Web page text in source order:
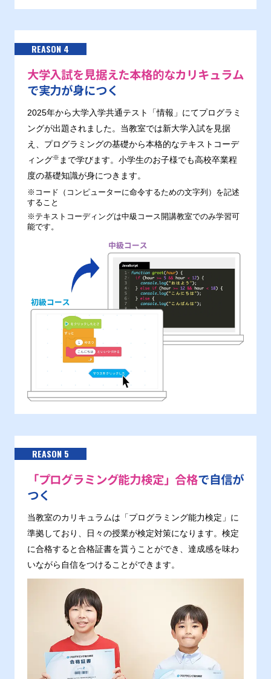
REASON 4
大学入試を見据えた本格的なカリキュラム
で実力が身につく
2025年から大学入学共通テスト「情報」にてプログラミ
ングが出題されました。当教室では新大学入試を見据
え、プログラミングの基礎から本格的なテキストコーデ
ィング※ まで学びます。小学生のお子様でも高校卒業程
度の基礎知識が身につきます。
※コード（コンピューターに命令するための文字列）を記述
すること
※テキストコーディングは中級コース開講教室でのみ学習可
能です。
REASON 5
「プログラミング能力検定」合格で自信が
つく
当教室のカリキュラムは「プログラミング能力検定」に
準拠しており、日々の授業が検定対策になります。検定
に合格すると合格証書を貰うことができ、達成感を味わ
いながら自信をつけることができます。